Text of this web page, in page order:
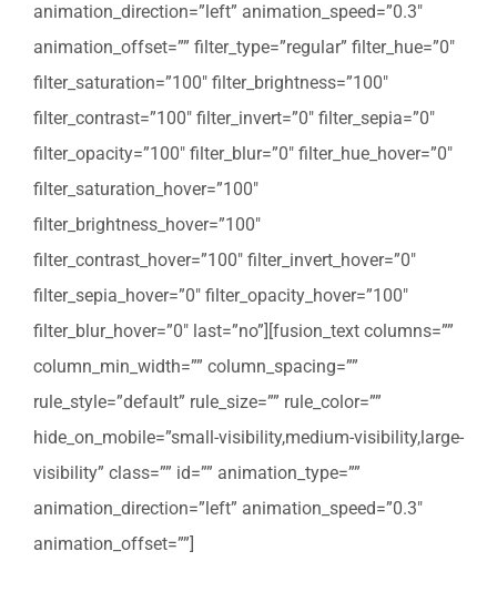
animation_direction=”left” animation_speed=”0.3″
animation_offset=”” filter_type=”regular” filter_hue=”0″
filter_saturation=”100″ filter_brightness=”100″
filter_contrast=”100″ filter_invert=”0″ filter_sepia=”0″
filter_opacity=”100″ filter_blur=”0″ filter_hue_hover=”0″
filter_saturation_hover=”100″
filter_brightness_hover=”100″
filter_contrast_hover=”100″ filter_invert_hover=”0″
filter_sepia_hover=”0″ filter_opacity_hover=”100″
filter_blur_hover=”0″ last=”no”][fusion_text columns=””
column_min_width=”” column_spacing=””
rule_style=”default” rule_size=”” rule_color=””
hide_on_mobile=”small-visibility,medium-visibility,large-
visibility” class=”” id=”” animation_type=””
animation_direction=”left” animation_speed=”0.3″
animation_offset=””]